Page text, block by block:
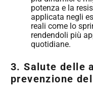
potenza e la
applicata negli
reali come lo
rendendoli più
quotidiane.
3. Salute delle
prevenzione